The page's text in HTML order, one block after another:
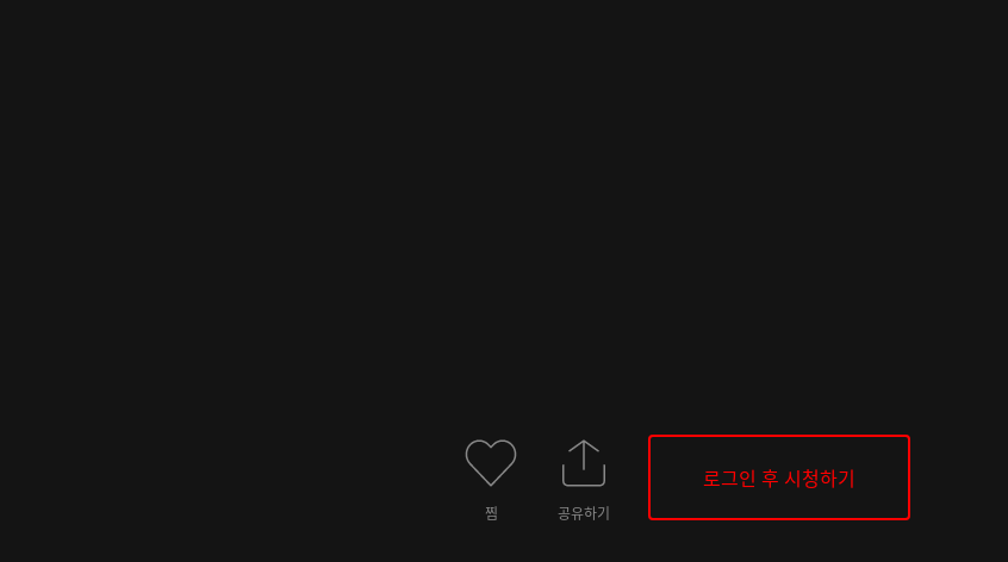
찜 공유하기
로그인 후 시청하기